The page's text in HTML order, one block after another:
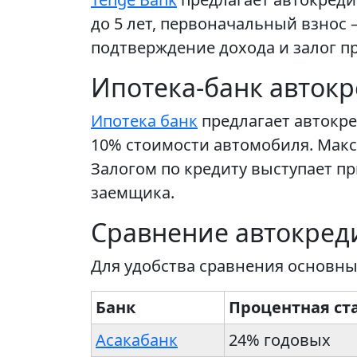
до 5 лет, первоначальный взнос
подтверждение дохода и залог
Ипотека-банк
Ипотека банк предлагает
10% стоимости автомобиля.
Залогом по кредиту выступает
заемщика.
Сравнение
Для удобства сравнения
Банк
Процентная
Асакабанк
24% годовых